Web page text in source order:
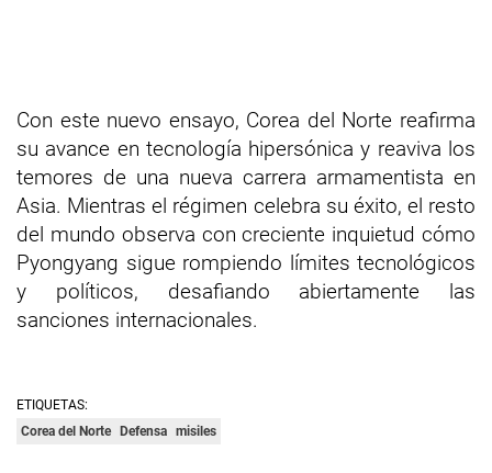
Con este nuevo ensayo, Corea del Norte reafirma
su avance en tecnología hipersónica y reaviva los
temores de una nueva carrera armamentista en
Asia. Mientras el régimen celebra su éxito, el resto
del mundo observa con creciente inquietud cómo
Pyongyang sigue rompiendo límites tecnológicos
y políticos, desafiando abiertamente las
sanciones internacionales.
ETIQUETAS:
Corea del Norte
Defensa misiles